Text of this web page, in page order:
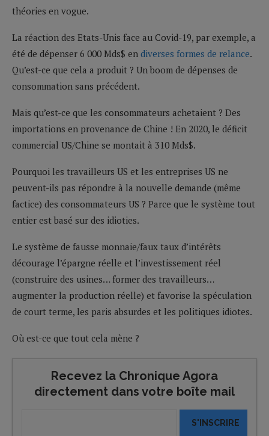
théories en vogue.
La réaction des Etats-Unis face au Covid-19, par exemple, a
été de dépenser 6 000 Mds$ en diverses formes de relance.
Qu’est-ce que cela a produit ? Un boom de dépenses de
consommation sans précédent.
Mais qu’est-ce que les consommateurs achetaient ? Des
importations en provenance de Chine ! En 2020, le déficit
commercial US/Chine se montait à 310 Mds$.
Pourquoi les travailleurs US et les entreprises US ne
peuvent-ils pas répondre à la nouvelle demande (même
factice) des consommateurs US ? Parce que le système tout
entier est basé sur des idioties.
Le système de fausse monnaie/faux taux d’intérêts
décourage l’épargne réelle et l’investissement réel
(construire des usines… former des travailleurs…
augmenter la production réelle) et favorise la spéculation
de court terme, les paris absurdes et les politiques idiotes.
Où est-ce que tout cela mène ?
Recevez la Chronique Agora
directement dans votre boîte mail
S'INSCRIRE